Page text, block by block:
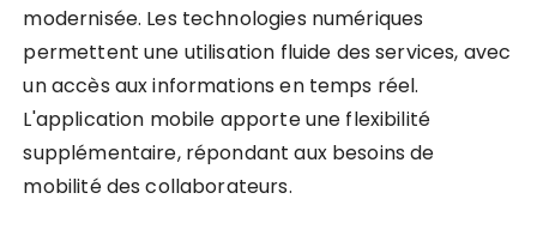
modernisée. Les technologies numériques
permettent une utilisation fluide des services, avec
un accès aux informations en temps réel.
L'application mobile apporte une flexibilité
supplémentaire, répondant aux besoins de
mobilité des collaborateurs.